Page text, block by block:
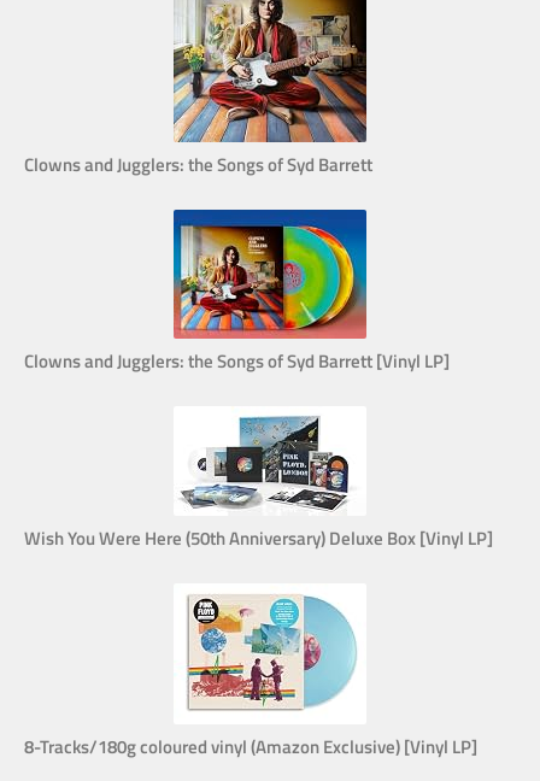
Clowns and Jugglers: the Songs of Syd Barrett
Clowns and Jugglers: the Songs of Syd Barrett [Vinyl LP]
Wish You Were Here (50th Anniversary) Deluxe Box [Vinyl LP]
8-Tracks/180g coloured vinyl (Amazon Exclusive) [Vinyl LP]